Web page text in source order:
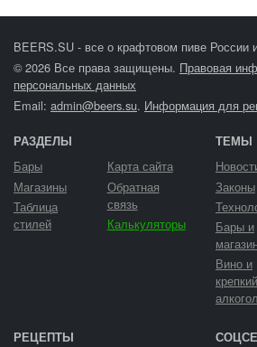
BEERS.SU - все о крафтовом пиве России
© 2026 Все права защищены. Правовая
персональных данных
Email: admin@beers.su. Информация для
РАЗДЕЛЫ
Бары
Магазины
Таблица
стилей
Карта сайта
Обратная
связь
Калькуляторы
ТЕМЫ
Законы
Бары и
Вино и
крепкий
РЕЦЕПТЫ